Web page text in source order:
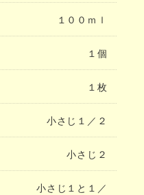
１００ｍｌ
１個
１枚
小さじ１／２
小さじ２
小さじ１と１／